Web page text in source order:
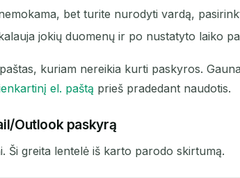
Keisti el. paštą
TEMA
bet turite nurodyti vardą,
jokių duomenų ir po nustatyto laiko
kuriam nereikia kurti paskyros.
el. paštą prieš pradedant naudotis.
Outlook paskyrą
Ši greita lentelė iš karto parodo skirtumą.